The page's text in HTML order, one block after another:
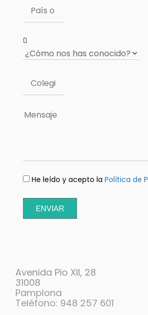
He leído y acepto la Política de
ENVIAR
Avenida Pio XII, 28
31008
Pamplona
Teléfono: 948 257 601